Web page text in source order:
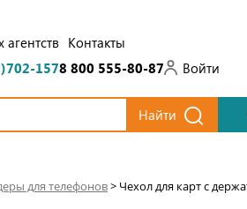
Контакты
1578 800 555-80-87 Войти
Найти
для телефонов> Чехол для карт с